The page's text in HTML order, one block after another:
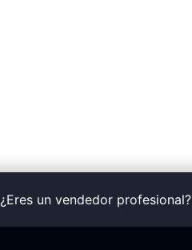
¿Eres un vendedor profesional?